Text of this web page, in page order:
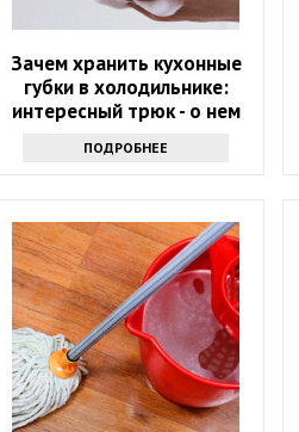
Зачем хранить кухонные
губки в холодильнике:
интересный трюк - о нем
продвинутые хозяйки
ПОДРОБНЕЕ